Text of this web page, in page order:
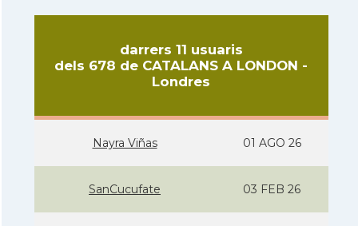
darrers 11 usuaris
dels 678 de CATALANS A LONDON -
Londres
Nayra Viñas 01 AGO 26
SanCucufate 03 FEB 26